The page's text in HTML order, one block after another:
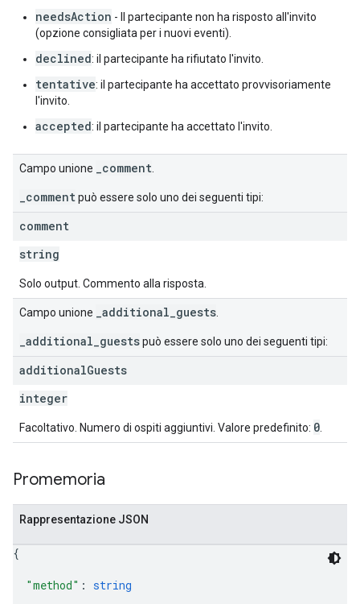
needsAction - Il partecipante non ha risposto all'invito
(opzione consigliata per i nuovi eventi).
declined: il partecipante ha rifiutato l'invito.
tentative: il partecipante ha accettato provvisoriamente
l'invito.
accepted: il partecipante ha accettato l'invito.
Campo unione _comment
_commentpuò essere solo uno dei seguenti tipi:
comment
string
Solo output. Commento alla risposta.
Campo unione _additional_guests
_additional_guestspuò essere solo uno dei seguenti tipi:
additionalGuests
integer
Facoltativo. Numero di ospiti aggiuntivi. Valore predefinito: 0
Promemoria
Rappresentazione JSON
{
"method" : string